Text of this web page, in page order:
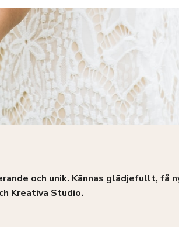
och unik. Kännas glädjefullt, få
Kreativa Studio.